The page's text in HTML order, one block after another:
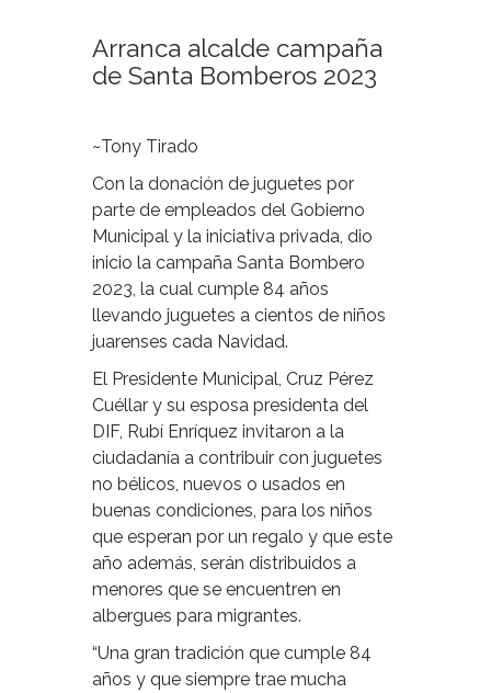
Arranca alcalde campaña
de Santa Bomberos 2023
~Tony Tirado
Con la donación de juguetes por
parte de empleados del Gobierno
Municipal y la iniciativa privada, dio
inicio la campaña Santa Bombero
2023, la cual cumple 84 años
llevando juguetes a cientos de niños
juarenses cada Navidad.
El Presidente Municipal, Cruz Pérez
Cuéllar y su esposa presidenta del
DIF, Rubí Enríquez invitaron a la
ciudadanía a contribuir con juguetes
no bélicos, nuevos o usados en
buenas condiciones, para los niños
que esperan por un regalo y que este
año además, serán distribuidos a
menores que se encuentren en
albergues para migrantes.
“Una gran tradición que cumple 84
años y que siempre trae mucha